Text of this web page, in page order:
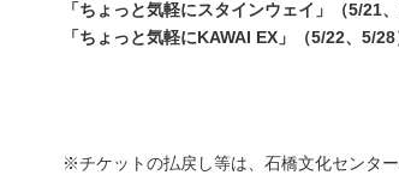
「ちょっと気軽にスタインウェイ」（5/21、
「ちょっと気軽にKAWAI EX」（5/22、5/28
※チケットの払戻し等は、石橋文化センタ